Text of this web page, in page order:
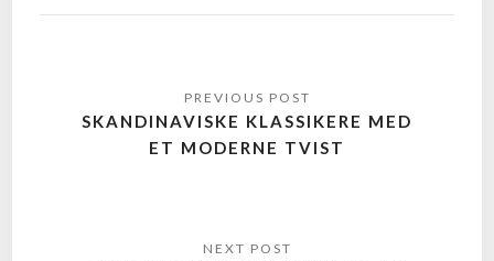
SKANDINAVISKE KLASSIKERE MED
ET MODERNE TVIST